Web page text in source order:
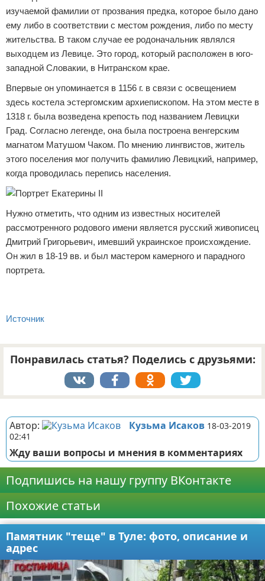
изучаемой фамилии от прозвания предка, которое было дано
ему либо в соответствии с местом рождения, либо по месту
жительства. В таком случае ее родоначальник являлся
выходцем из Левице. Это город, который расположен в юго-
западной Словакии, в Нитранском крае.
Впервые он упоминается в 1156 г. в связи с освещением
здесь костела эстергомским архиепископом. На этом месте в
1318 г. была возведена крепость под названием Левицки
Град. Согласно легенде, она была построена венгерским
магнатом Матушом Чаком. По мнению лингвистов, житель
этого поселения мог получить фамилию Левицкий, например,
когда проводилась перепись населения.
Нужно отметить, что одним из известных носителей
рассмотренного родового имени является русский живописец
Дмитрий Григорьевич, имевший украинское происхождение.
Он жил в 18-19 вв. и был мастером камерного и парадного
портрета.
Источник
Понравилась статья? Поделись с друзьями:
Автор: Кузьма Исаков 18-03-2019
02:41
Жду ваши вопросы и мнения в комментариях
Подпишись на нашу группу ВКонтакте
Похожие статьи
Памятник "теще" в Туле: фото, описание и
адрес